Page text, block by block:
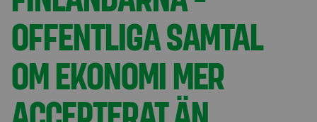
OFFENTLIGA SAMTAL
OM EKONOMI MER